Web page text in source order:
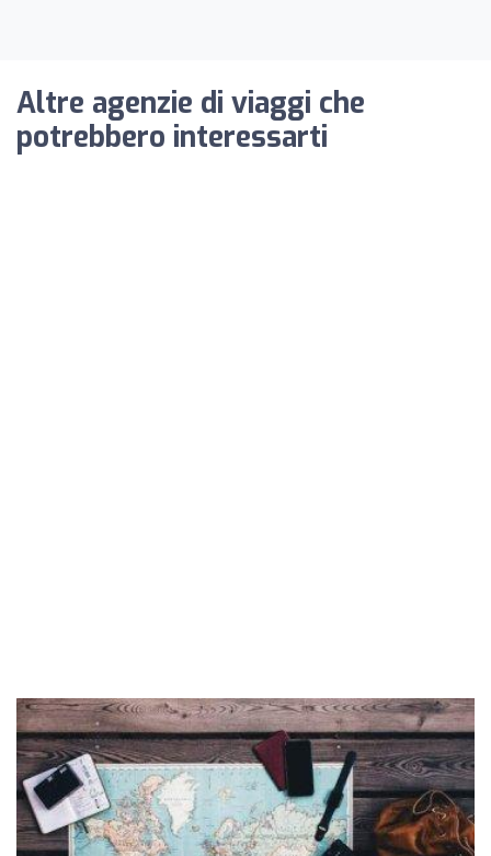
Altre agenzie di viaggi che
potrebbero interessarti